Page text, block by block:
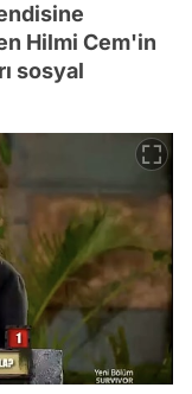
Hilmi Cem'in
sosyal